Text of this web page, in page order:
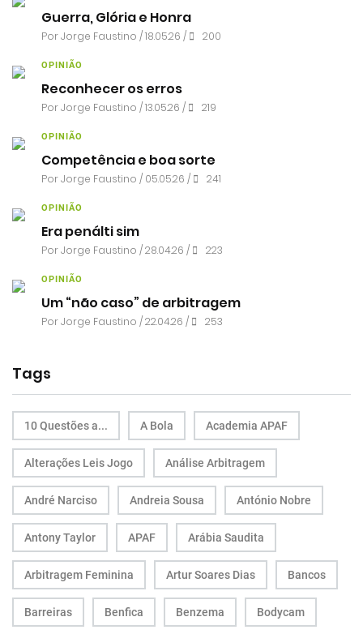
Guerra, Glória e Honra
PorJorge Faustino / 18.05.26 / 200
OPINIÃO
Reconhecer os erros
PorJorge Faustino / 13.05.26 / 219
OPINIÃO
Competência e boa sorte
PorJorge Faustino / 05.05.26 / 241
OPINIÃO
Era penálti sim
PorJorge Faustino / 28.04.26 / 223
OPINIÃO
Um “não caso” de arbitragem
PorJorge Faustino / 22.04.26 / 253
Tags
10 Questões a... A Bola Academia APAF
Alterações Leis Jogo Análise Arbitragem
André Narciso Andreia Sousa António Nobre
Antony Taylor APAF Arábia Saudita
Arbitragem Feminina Artur Soares Dias Bancos
Barreiras Benfica Benzema Bodycam